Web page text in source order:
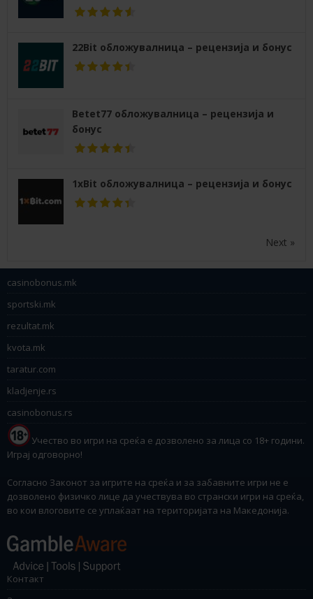
22Bit обложувалница – рецензија и бонус
Betet77 обложувалница – рецензија и
бонус
1xBit обложувалница – рецензија и бонус
Next »
casinobonus.mk
sportski.mk
rezultat.mk
kvota.mk
taratur.com
kladjenje.rs
casinobonus.rs
Учество во игри на среќа е дозволено за лица со 18+ години.
Играј одговорно!
Согласно Законот за игрите на среќа и за забавните игри не е
дозволено физичко лице да учествува во странски игри на среќа,
во кои влоговите се уплаќаат на територијата на Македонија.
Контакт